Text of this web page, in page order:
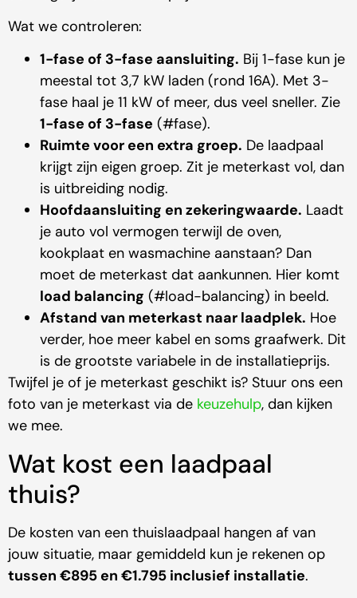
Wat we controleren:
1-fase of 3-fase aansluiting. Bij 1-fase kun je
meestal tot 3,7 kW laden (rond 16A). Met 3-
fase haal je 11 kW of meer, dus veel sneller. Zie
1-fase of 3-fase (#fase).
Ruimte voor een extra groep. De laadpaal
krijgt zijn eigen groep. Zit je meterkast vol, dan
is uitbreiding nodig.
Hoofdaansluiting en zekeringwaarde. Laadt
je auto vol vermogen terwijl de oven,
kookplaat en wasmachine aanstaan? Dan
moet de meterkast dat aankunnen. Hier komt
load balancing (#load-balancing) in beeld.
Afstand van meterkast naar laadplek. Hoe
verder, hoe meer kabel en soms graafwerk. Dit
is de grootste variabele in de installatieprijs.
Twijfel je of je meterkast geschikt is? Stuur ons een
foto van je meterkast via de keuzehulp, dan kijken
we mee.
Wat kost een laadpaal
thuis?
De kosten van een thuislaadpaal hangen af van
jouw situatie, maar gemiddeld kun je rekenen op
tussen €895 en €1.795 inclusief installatie.